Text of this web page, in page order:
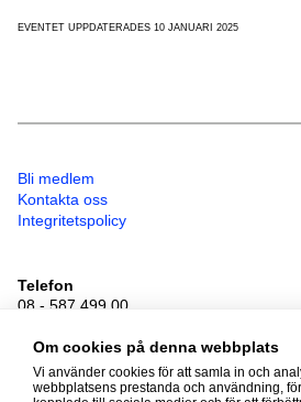
EVENTET UPPDATERADES 10 JANUARI 2025
Bli medlem
Kontakta oss
Integritetspolicy
Telefon
08 - 587 499 00
Sveavägen 41
111 34 Stockholm
Om cookies på denna webbplats
Vi använder cookies för att samla in och
webbplatsens prestanda och användning,